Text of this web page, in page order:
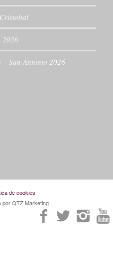
2026
– San Antonio 2026
de cookies
QTZ Marketing